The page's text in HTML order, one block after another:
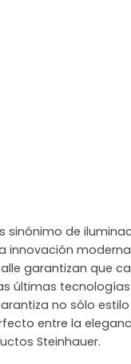
sinónimo de
innovación
garantizan que
últimas
no sólo
entre la
Steinhauer.